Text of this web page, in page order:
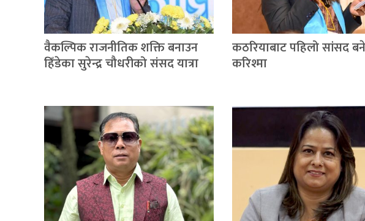
वैकल्पिक राजनीतिक शक्ति बनाउन
हिँडेका सुरेन्द्र चौधरीको संसद यात्रा
कठरियाबाट पहिलो सांसद
करिश्मा